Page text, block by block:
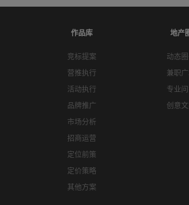
作品库
竞标提案
营推执行
活动执行
品牌推广
市场分析
招商运营
定位前策
定价策略
其他方案
地产
动态
兼职
专业
创意